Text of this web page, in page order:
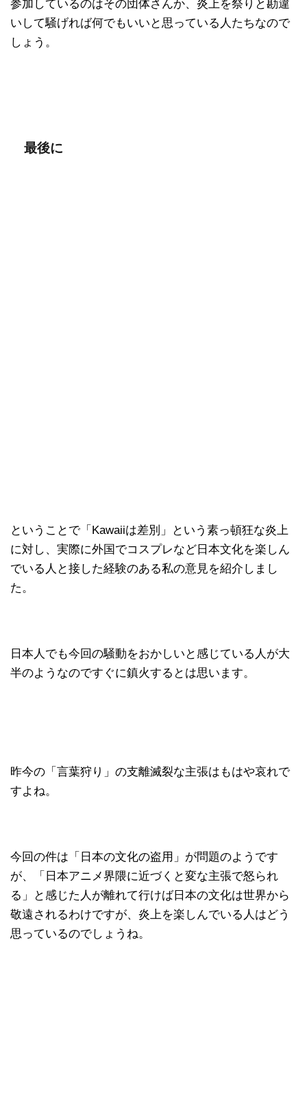
参加しているのはその団体さんか、炎上を祭りと勘違
いして騒げれば何でもいいと思っている人たちなので
しょう。
最後に
ということで「Kawaiiは差別」という素っ頓狂な炎上
に対し、実際に外国でコスプレなど日本文化を楽しん
でいる人と接した経験のある私の意見を紹介しまし
た。
日本人でも今回の騒動をおかしいと感じている人が大
半のようなのですぐに鎮火するとは思います。
昨今の「言葉狩り」の支離滅裂な主張はもはや哀れで
すよね。
今回の件は「日本の文化の盗用」が問題のようです
が、「日本アニメ界隈に近づくと変な主張で怒られ
る」と感じた人が離れて行けば日本の文化は世界から
敬遠されるわけですが、炎上を楽しんでいる人はどう
思っているのでしょうね。